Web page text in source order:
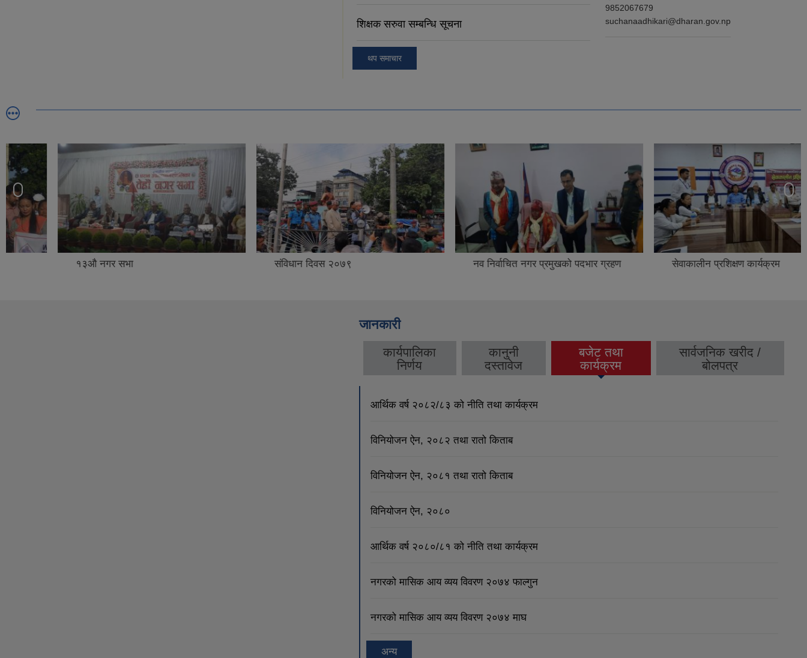
शिक्षक सरुवा सम्बन्धि सूचना
थप समाचार
9852067679
suchanaadhikari@dharan.gov.np
१३औ नगर सभा संविधान दिवस २०७९ नव निर्वाचित नगर प्रमुखको पदभार ग्रहण सेवाकालीन प्रशिक्षण कार्यक्रम
जानकारी
कार्यपालिका
निर्णय
कानुनी
दस्तावेज
बजेट तथा
कार्यक्रम
(active tab)
सार्वजनिक खरीद /
बोलपत्र
आर्थिक वर्ष २०८२/८३ को नीति तथा कार्यक्रम
विनियोजन ऐन, २०८२ तथा रातो किताब
विनियोजन ऐन, २०८१ तथा रातो किताब
विनियोजन ऐन, २०८०
आर्थिक वर्ष २०८०/८१ को नीति तथा कार्यक्रम
नगरको मासिक आय व्यय विवरण २०७४ फाल्गुन
नगरको मासिक आय व्यय विवरण २०७४ माघ
अन्य